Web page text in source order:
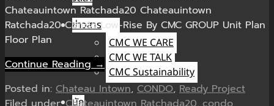
ข่าวสาร
CMC WE CARE
CMC WE TALK
CMC Sustainability
นัก
Chateauintown Ratchada20 Chateauintown
Ratchada20 Condo Low-Rise By CMC GROUP Unit Plan
Floor Plan
Continue Reading →
Posted in: Chateau Intown, CONDO, Ready Project